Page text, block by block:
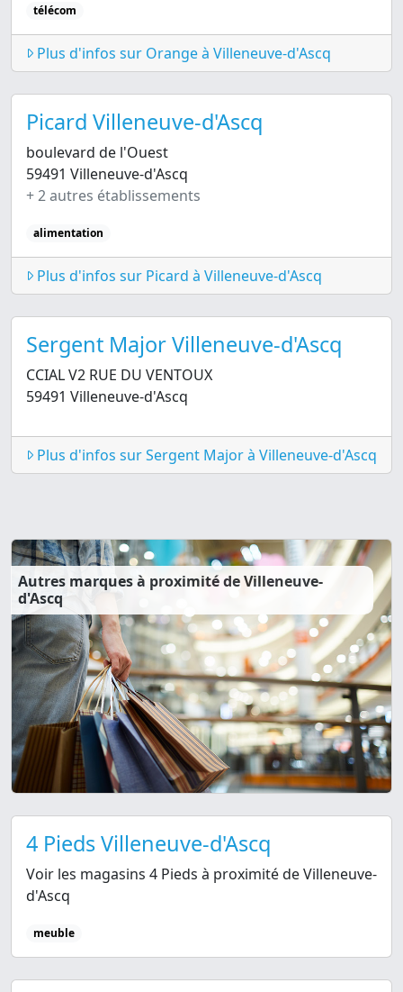
télécom
Plus d'infos sur Orange à Villeneuve-d'Ascq
Picard Villeneuve-d'Ascq
boulevard de l'Ouest
59491 Villeneuve-d'Ascq
+ 2 autres établissements
alimentation
Plus d'infos sur Picard à Villeneuve-d'Ascq
Sergent Major Villeneuve-d'Ascq
CCIAL V2 RUE DU VENTOUX
59491 Villeneuve-d'Ascq
Plus d'infos sur Sergent Major à Villeneuve-d'Ascq
Autres marques à proximité de Villeneuve-
d'Ascq
4 Pieds Villeneuve-d'Ascq
Voir les magasins 4 Pieds à proximité de Villeneuve-
d'Ascq
meuble